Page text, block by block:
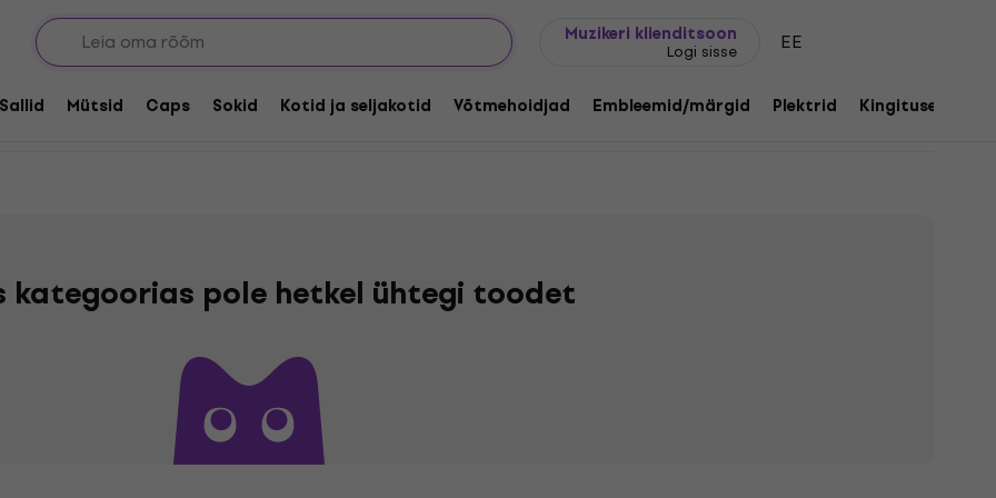
Muzikeri klienditsoon
Logi sisse EE
Sallid Mütsid Caps Sokid Kotid ja seljakotid Võtmehoidjad Embleemid/märgid Plektrid Kingitused
kategoorias pole hetkel ühtegi toodet